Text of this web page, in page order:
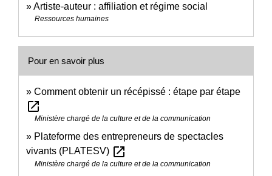
Artiste-auteur : affiliation et régime social
Ressources humaines
Pour en savoir plus
Comment obtenir un récépissé : étape par étape
open_in_new
Ministère chargé de la culture et de la communication
Plateforme des entrepreneurs de spectacles
vivants (PLATESV) open_in_new
Ministère chargé de la culture et de la communication